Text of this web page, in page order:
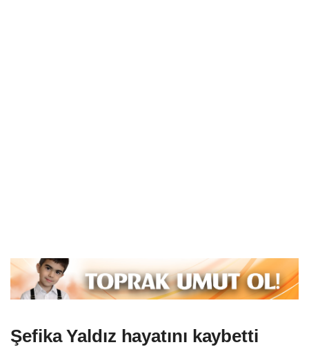
Şefika Yaldız hayatını kaybetti